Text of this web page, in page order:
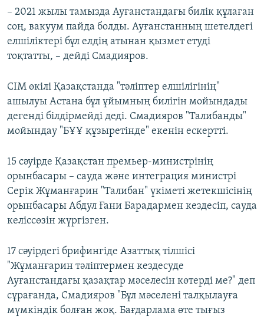
– 2021 жылы тамызда Ауғанстандағы билік құлаған
соң, вакуум пайда болды. Ауғанстанның шетелдегі
елшіліктері бұл елдің атынан қызмет етуді
тоқтатты, – дейді Смадияров.
СІМ өкілі Қазақстанда "тәліптер елшілігінің"
ашылуы Астана бұл ұйымның билігін мойындады
дегенді білдірмейді деді. Смадияров "Талибанды"
мойындау "БҰҰ құзыретінде" екенін ескертті.
15 сәуірде Қазақстан премьер-министрінің
орынбасары – сауда және интеграция министрі
Серік Жұманғарин "Талибан" үкіметі жетекшісінің
орынбасары Абдул Ғани Барадармен кездесіп, сауда
келіссөзін жүргізген.
17 сәуірдегі брифингіде Азаттық тілшісі
"Жұманғарин тәліптермен кездесуде
Ауғанстандағы қазақтар мәселесін көтерді ме?" деп
сұрағанда, Смадияров "Бұл мәселені талқылауға
мүмкіндік болған жоқ. Бағдарлама өте тығыз